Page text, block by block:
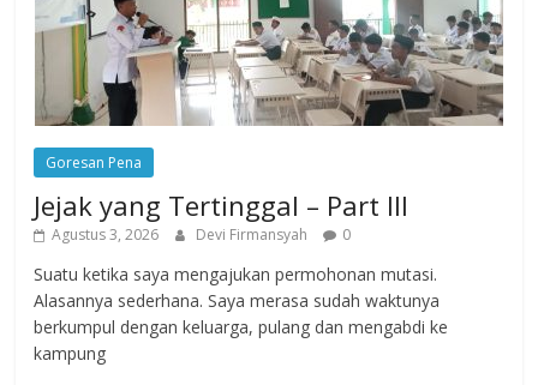
Goresan Pena
Jejak yang Tertinggal – Part III
Agustus 3, 2026 Devi Firmansyah 0
Suatu ketika saya mengajukan permohonan mutasi.
Alasannya sederhana. Saya merasa sudah waktunya
berkumpul dengan keluarga, pulang dan mengabdi ke
kampung